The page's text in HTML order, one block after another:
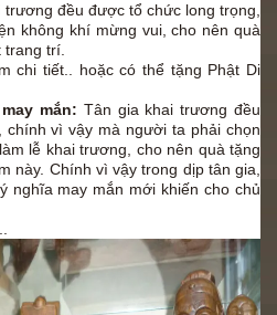
trương đều được tổ chức long trọng,
không khí mừng vui, cho nên quà
trí.
chi tiết..
hoặc có thể tặng Phật Di
mắn: Tân gia khai trương đều
vì vậy mà người ta phải chọn
lễ khai trương, cho nên quà tặng
này. Chính vì vậy trong dịptân gia
nghĩa may mắn mới khiến cho chủ